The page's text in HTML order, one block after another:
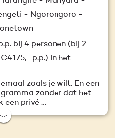
- Ngorongoro -
bij 4 personen (bij 2
p.p.) in het
zoals je wilt. En een
zonder dat het
een privé …
﹀